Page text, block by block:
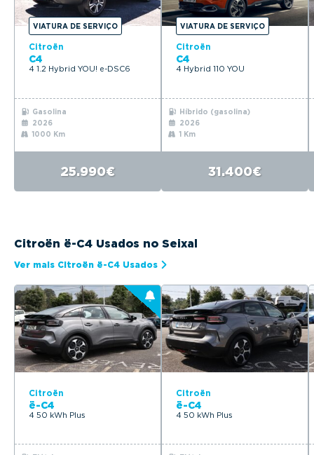
VIATURA DE SERVIÇO
Citroën
C4
4 1.2 Hybrid YOU! e-DSC6
Gasolina
2026
1000 Km
25.990€
VIATURA DE SERVIÇO
Citroën
C4
4 Hybrid 110 YOU
Híbrido (gasolina)
2026
1 Km
31.400€
Citroën ë-C4 Usados no Seixal
Ver mais Citroën ë-C4 Usados
Citroën
ë-C4
4 50 kWh Plus
Citroën
ë-C4
4 50 kWh Plus